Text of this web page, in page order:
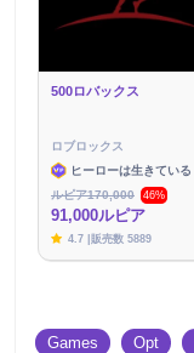
500ロバックス
ロブロックス
ヒーローは生きている
ルピア170,000
46%
91,000ルピア
4.7 |販売数 5889
Games Opt